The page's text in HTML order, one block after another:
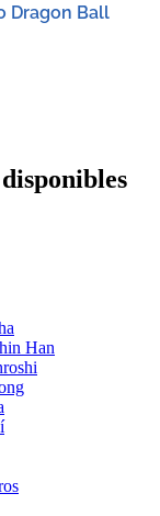
Dragon Ball
Han